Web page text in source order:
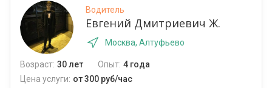
Водитель
Евгений Дмитриевич Ж.
Москва, Алтуфьево
Возраст: 30 лет Опыт: 4 года
Цена услуги: от 300 руб/час